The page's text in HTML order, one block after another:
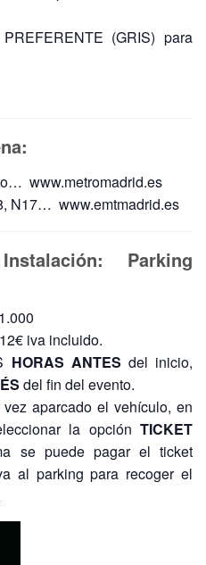
(GRIS) para
www.metromadrid.es
N17… www.emtmadrid.es
Parking
iva incluido.
HORAS ANTES del inicio,
del fin del evento.
vez aparcado el vehículo, en
la opción TICKET
se puede pagar el ticket
al parking para recoger el